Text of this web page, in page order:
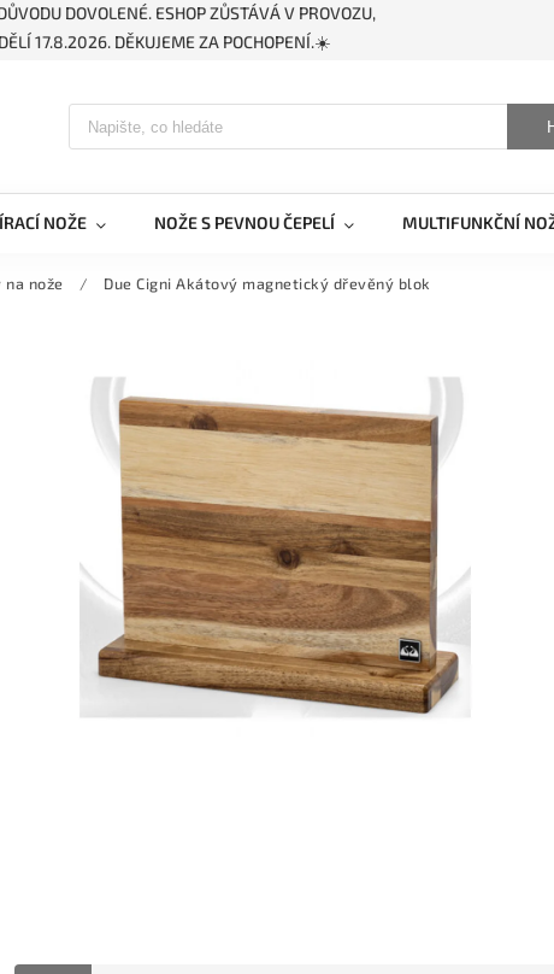
DOVOLENÉ. ESHOP ZŮSTÁVÁ V PROVOZU,
17.8.2026. DĚKUJEME ZA POCHOPENÍ.☀️
NOŽE NOŽE S PEVNOU ČEPELÍ MULTIFUNKČNÍ
nože / Due Cigni Akátový magnetický dřevěný blok